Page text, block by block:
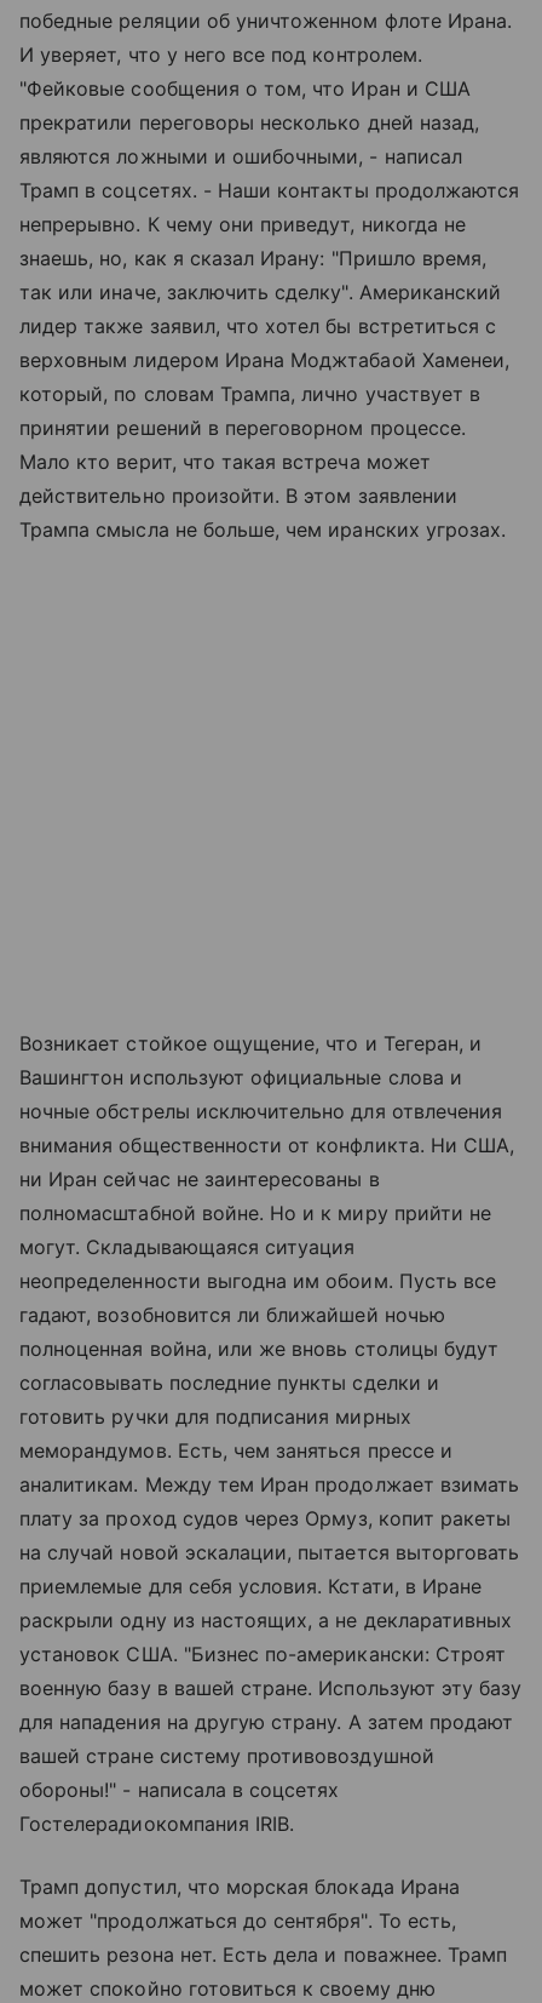
победные реляции об уничтоженном флоте Ирана.
И уверяет, что у него все под контролем.
"Фейковые сообщения о том, что Иран и США
прекратили переговоры несколько дней назад,
являются ложными и ошибочными, - написал
Трамп в соцсетях. - Наши контакты продолжаются
непрерывно. К чему они приведут, никогда не
знаешь, но, как я сказал Ирану: "Пришло время,
так или иначе, заключить сделку". Американский
лидер также заявил, что хотел бы встретиться с
верховным лидером Ирана Моджтабаой Хаменеи,
который, по словам Трампа, лично участвует в
принятии решений в переговорном процессе.
Мало кто верит, что такая встреча может
действительно произойти. В этом заявлении
Трампа смысла не больше, чем иранских угрозах.
Возникает стойкое ощущение, что и Тегеран, и
Вашингтон используют официальные слова и
ночные обстрелы исключительно для отвлечения
внимания общественности от конфликта. Ни США,
ни Иран сейчас не заинтересованы в
полномасштабной войне. Но и к миру прийти не
могут. Складывающаяся ситуация
неопределенности выгодна им обоим. Пусть все
гадают, возобновится ли ближайшей ночью
полноценная война, или же вновь столицы будут
согласовывать последние пункты сделки и
готовить ручки для подписания мирных
меморандумов. Есть, чем заняться прессе и
аналитикам. Между тем Иран продолжает взимать
плату за проход судов через Ормуз, копит ракеты
на случай новой эскалации, пытается выторговать
приемлемые для себя условия. Кстати, в Иране
раскрыли одну из настоящих, а не декларативных
установок США. "Бизнес по-американски: Строят
военную базу в вашей стране. Используют эту базу
для нападения на другую страну. А затем продают
вашей стране систему противовоздушной
обороны!" - написала в соцсетях
Гостелерадиокомпания IRIB.
Трамп допустил, что морская блокада Ирана
может "продолжаться до сентября". То есть,
спешить резона нет. Есть дела и поважнее. Трамп
может спокойно готовиться к своему дню